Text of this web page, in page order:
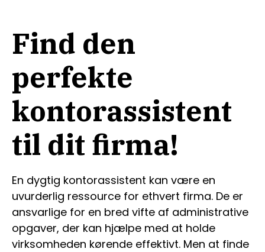
Find den
perfekte
kontorassistent
til dit firma!
En dygtig kontorassistent kan være en
uvurderlig ressource for ethvert firma. De er
ansvarlige for en bred vifte af administrative
opgaver, der kan hjælpe med at holde
virksomheden kørende effektivt. Men at finde